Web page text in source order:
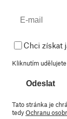
Chci získat
Kliknutím
Odeslat
Tato stránka je
tedyOchranu